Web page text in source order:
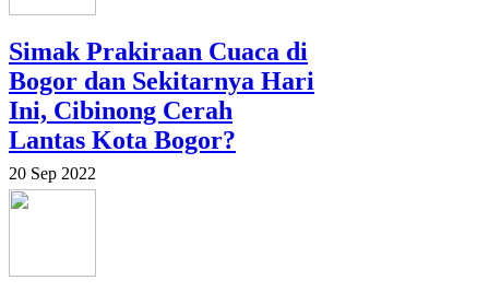
Simak Prakiraan Cuaca di
Bogor dan Sekitarnya Hari
Ini, Cibinong Cerah
Lantas Kota Bogor?
20 Sep 2022